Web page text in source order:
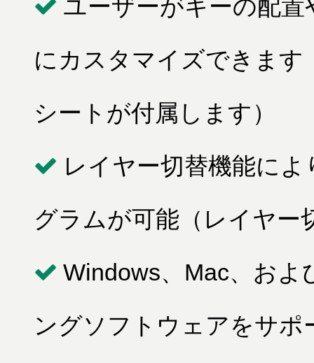
ユーザーがキーの配
にカスタマイズできま
シートが付属します）
レイヤー切替機能に
グラムが可能（レイヤー
Windows、Mac、お
ングソフトウェアをサポ